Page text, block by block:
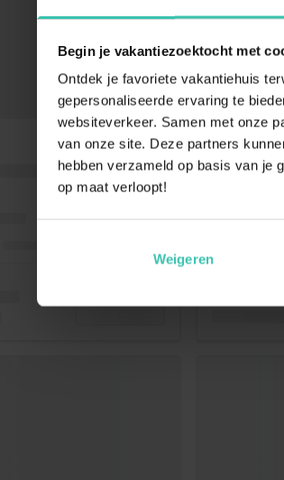
Begin je vakantiezoektocht met
Ontdek je favoriete vakantiehuis
gepersonaliseerde ervaring te
websiteverkeer. Samen met onze
van onze site. Deze partners
hebben verzameld op basis van je
op maat verloopt!
Weigeren